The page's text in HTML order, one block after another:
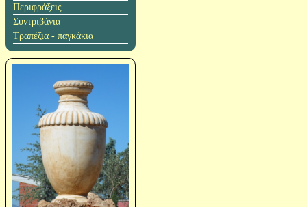
Περιφράξεις
Συντριβάνια
Τραπέζια - παγκάκια